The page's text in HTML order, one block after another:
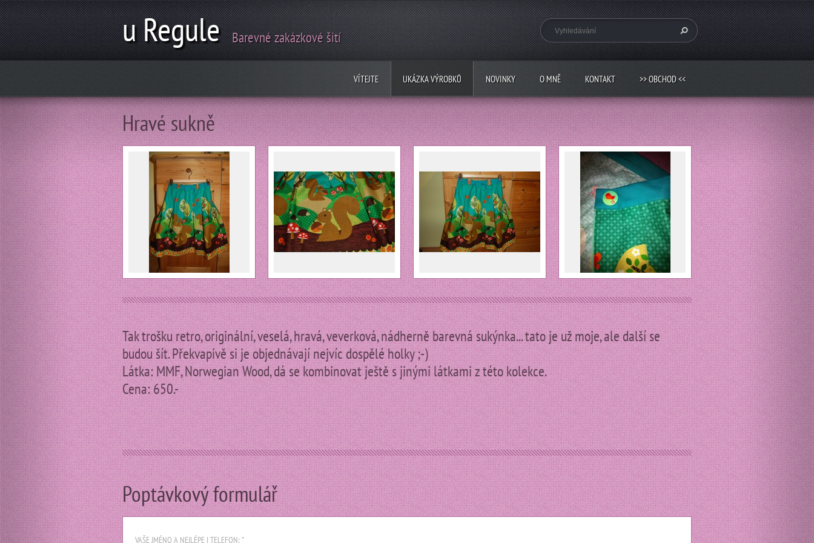
u Regule Barevné zakázkové šití
VÍTEJTE UKÁZKA VÝROBKŮ NOVINKY O MNĚ KONTAKT >> OBCHOD <<
Hravé sukně
Tak trošku retro, originální, veselá, hravá, veverková, nádherně barevná sukýnka... tato je už moje, ale další se
budou šít. Překvapivě si je objednávají nejvíc dospělé holky ;-)
Látka: MMF, Norwegian Wood, dá se kombinovat ještě s jinými látkami z této kolekce.
Cena: 650.-
Poptávkový formulář
VAŠE JMÉNO A NEJLÉPE I TELEFON: *